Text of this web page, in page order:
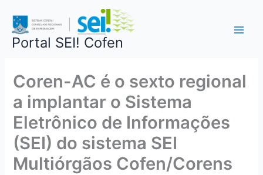
para
conteúdo
Portal SEI! Cofen
Coren-AC é o sexto regional
a implantar o Sistema
Eletrônico de Informações
(SEI) do sistema SEI
Multiórgãos Cofen/Corens